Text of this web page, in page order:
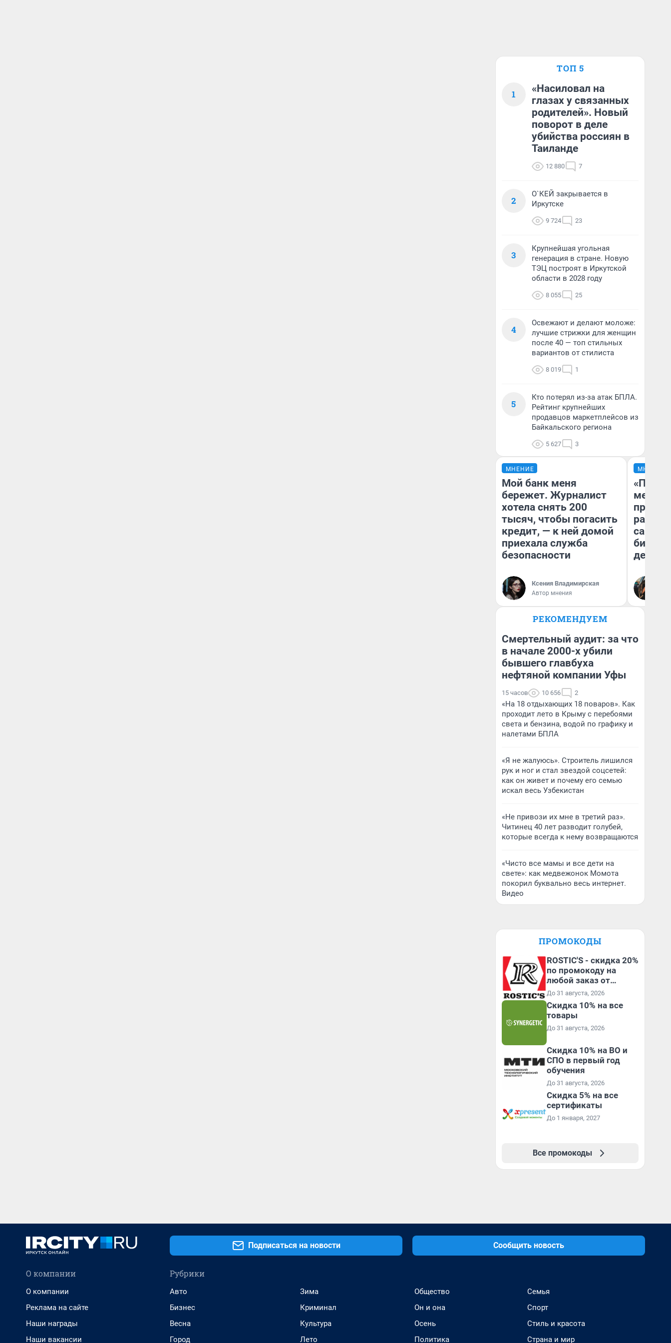
ТОП 5
1
«Насиловал на
глазах у связанных
родителей». Новый
поворот в деле
убийства россиян в
Таиланде
12 880 7
2
О`КЕЙ закрывается в
Иркутске
9 724 23
3
Крупнейшая угольная
генерация в стране. Новую
ТЭЦ построят в Иркутской
области в 2028 году
8 055 25
4
Освежают и делают моложе:
лучшие стрижки для женщин
после 40 — топ стильных
вариантов от стилиста
8 019 1
5
Кто потерял из-за атак БПЛА.
Рейтинг крупнейших
продавцов маркетплейсов из
Байкальского региона
5 627 3
МНЕНИЕ
Мой банк меня
бережет. Журналист
хотела снять 200
тысяч, чтобы погасить
кредит, — к ней домой
приехала служба
безопасности
Ксения Владимирская
Автор мнения
МНЕНИЕ
самом
РЕКОМЕНДУЕМ
Смертельный аудит: за что
в начале 2000-х убили
бывшего главбуха
нефтяной компании Уфы
15 часов 10 656 2
«На 18 отдыхающих 18 поваров». Как
проходит лето в Крыму с перебоями
света и бензина, водой по графику и
налетами БПЛА
«Я не жалуюсь». Строитель лишился
рук и ног и стал звездой соцсетей:
как он живет и почему его семью
искал весь Узбекистан
«Не привози их мне в третий раз».
Читинец 40 лет разводит голубей,
которые всегда к нему возвращаются
«Чисто все мамы и все дети на
свете»: как медвежонок Момота
покорил буквально весь интернет.
Видео
ПРОМОКОДЫ
ROSTIC'S - скидка 20%
по промокоду на
любой заказ от
3199₽!
До 31 августа, 2026
Скидка 10% на все
товары
До 31 августа, 2026
Скидка 10% на ВО и
СПО в первый год
обучения
До 31 августа, 2026
Скидка 5% на все
сертификаты
До 1 января, 2027
Все промокоды
Подписаться на новости Сообщить новость
О компании
О компании
Реклама на сайте
Наши награды
Наши вакансии
Рубрики
Авто
Бизнес
Весна
Город
Зима
Криминал
Культура
Лето
Общество
Он и она
Осень
Политика
Семья
Спорт
Стиль и красота
Страна и мир